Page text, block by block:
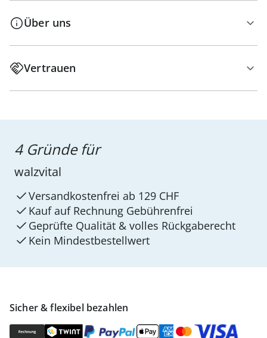
Über uns
Vertrauen
Sicher & flexibel bezahlen
4 Gründe für
walzvital
Versandkostenfrei ab 129 CHF
Kauf auf Rechnung Gebührenfrei
Geprüfte Qualität & volles Rückgaberecht
Kein Mindest­bestellwert